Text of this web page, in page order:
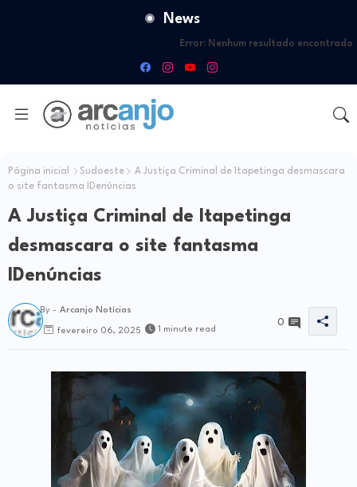
News
Error: Nenhum resultado encontrado
Página inicial Sudoeste
A Justiça Criminal de Itapetinga desmascara
o site fantasma IDenúncias
A Justiça Criminal de Itapetinga
desmascara o site fantasma
IDenúncias
By - Arcanjo Notícias
fevereiro 06, 2025 1 minute read
0